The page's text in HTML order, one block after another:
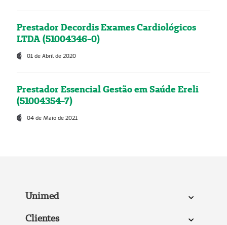
Prestador Decordis Exames Cardiológicos
LTDA (51004346-0)
01 de Abril de 2020
Prestador Essencial Gestão em Saúde Ereli
(51004354-7)
04 de Maio de 2021
Unimed
Clientes